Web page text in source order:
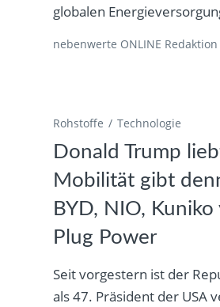
globalen
nebenwerte ONLINE Redaktion
Rohstoffe Technologie
Donald Trump
Mobilität gibt
BYD, NIO,
Plug Power
Seit vorgestern ist der
als 47. Präsident der USA